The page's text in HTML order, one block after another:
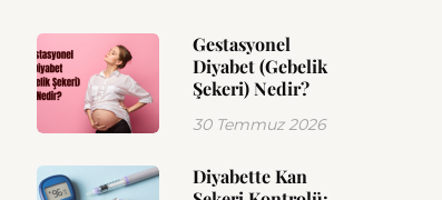
Gestasyonel
Diyabet (Gebelik
Şekeri) Nedir?
30 Temmuz 2026
Diyabette Kan